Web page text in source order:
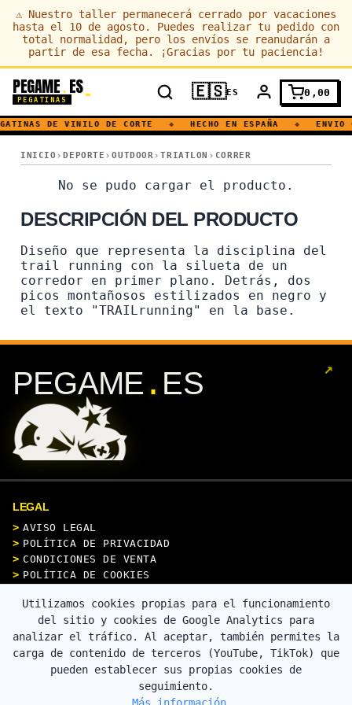
⚠ Nuestro taller permanecerá cerrado por vacaciones
hasta el 10 de agosto. Puedes realizar tu pedido con
total normalidad, pero los envíos se reanudarán a
partir de esa fecha. ¡Gracias por tu paciencia!
PEGAME. ES
PEGATINAS 🇪🇸ES 0,00
DE VINILO DE CORTE ◆ HECHO EN ESPAÑA ◆ ENVIO
INICIO DEPORTE OUTDOOR TRIATLON CORRER
SKY RUNNING · TRAIL RUNNING · CORREDOR · CORRER ·
SKY RUNNING · TRAIL
No se pudo cargar el producto.
DESCRIPCIÓN DEL PRODUCTO
Diseño que representa la disciplina del
trail running con la silueta de un
corredor en primer plano. Detrás, dos
picos montañosos estilizados en negro y
el texto "TRAILrunning" en la base.
PEGAME . ES ↗
LEGAL
AVISO LEGAL
POLÍTICA DE PRIVACIDAD
CONDICIONES DE VENTA
POLÍTICA DE COOKIES
CONTACTO
Utilizamos cookies propias para el funcionamiento
del sitio y cookies de Google Analytics para
analizar el tráfico. Al aceptar, también permites la
carga de contenido de terceros (YouTube, TikTok) que
pueden establecer sus propias cookies de
seguimiento.